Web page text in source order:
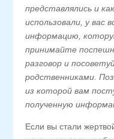
представлялись и
использовали, у вас
информацию,
принимайте
разговор и
родственниками.
из которой вам
полученную
Если вы стали